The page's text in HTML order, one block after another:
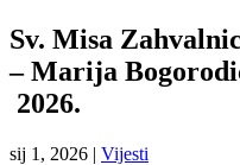
Sv. Misa
– Marija
2026.
sij 1, 2026 | Vijesti